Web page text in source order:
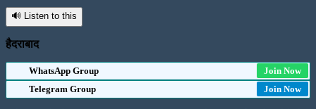
🔊 Listen to this
हैदराबाद
WhatsApp Group
Join Now
Telegram Group
Join Now